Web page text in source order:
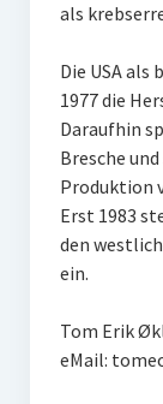
als
Die USA
1977 die
Daraufhin
Bresche
Produktion
Erst 1983
den
ein.
Tom Erik
eMail: